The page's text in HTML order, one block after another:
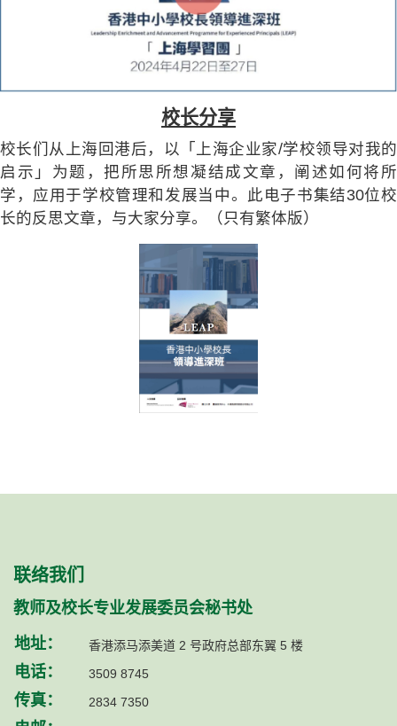
校长分享
校长们从上海回港后，以「上海企业家/学校领导对我的
启示」为题，把所思所想凝结成文章，阐述如何将所
学，应用于学校管理和发展当中。此电子书集结30位校
长的反思文章，与大家分享。（只有繁体版）
联络我们
教师及校长专业发展委员会秘书处
地址：
香港添马添美道 2 号政府总部东翼 5 楼
电话： 3509 8745
传真： 2834 7350